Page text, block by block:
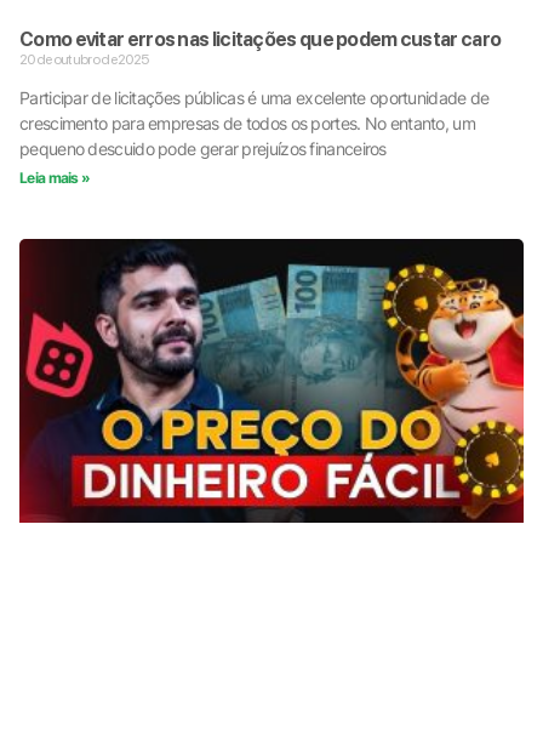
Como evitar erros nas licitações que podem custar caro
20 de outubro de 2025
Participar de licitações públicas é uma excelente oportunidade de
crescimento para empresas de todos os portes. No entanto, um
pequeno descuido pode gerar prejuízos financeiros
Leia mais »